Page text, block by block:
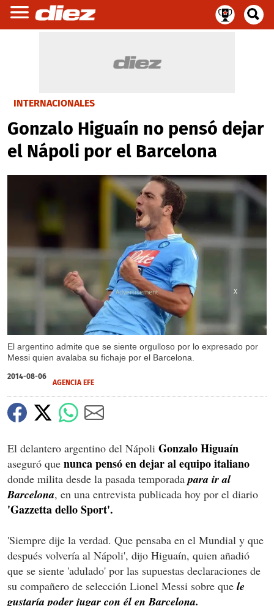
INTERNACIONALES
Gonzalo Higuaín no pensó dejar
el Nápoli por el Barcelona
El argentino admite que se siente orgulloso por lo expresado por
Messi quien avalaba su fichaje por el Barcelona.
X
2014-08-06
AGENCIA EFE
El delantero argentino del Nápoli Gonzalo Higuaín
aseguró que nunca pensó en dejar al equipo italiano
donde milita desde la pasada temporada para ir al
Barcelona, en una entrevista publicada hoy por el diario
'Gazzetta dello Sport'.
'Siempre dije la verdad. Que pensaba en el Mundial y que
después volvería al Nápoli', dijo Higuaín, quien añadió
que se siente 'adulado' por las supuestas declaraciones de
su compañero de selección Lionel Messi sobre que le
gustaría poder jugar con él en Barcelona.